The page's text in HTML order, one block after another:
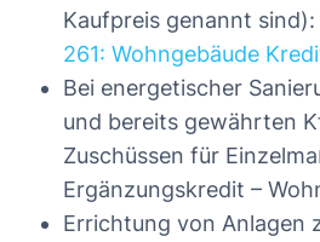
Kaufpreis genannt sind):
261: Wohngebäude
Bei energetischer
und bereits gewährten
Zuschüssen für
Ergänzungskredit –
Errichtung von Anlagen